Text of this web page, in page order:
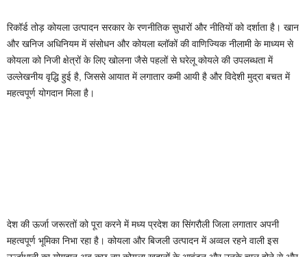
रिकॉर्ड तोड़ कोयला उत्पादन सरकार के रणनीतिक सुधारों और नीतियों को दर्शाता है। खान
और खनिज अधिनियम में संसोधन और कोयला ब्लॉकों की वाणिज्यिक नीलामी के माध्यम से
कोयला को निजी क्षेत्रों के लिए खोलना जैसे पहलों से घरेलू कोयले की उपलब्धता में
उल्लेखनीय वृद्धि हुई है, जिससे आयात में लगातार कमी आयी है और विदेशी मुद्रा बचत में
महत्वपूर्ण योगदान मिला है।
देश की ऊर्जा जरूरतों को पूरा करने में मध्य प्रदेश का सिंगरौली जिला लगातार अपनी
महत्वपूर्ण भूमिका निभा रहा है। कोयला और बिजली उत्पादन में अव्वल रहने वाली इस